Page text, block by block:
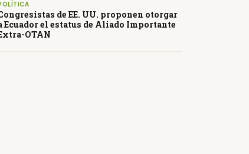
de EE. UU. proponen otorgar
Ecuador el estatus de Aliado Importante
OTAN